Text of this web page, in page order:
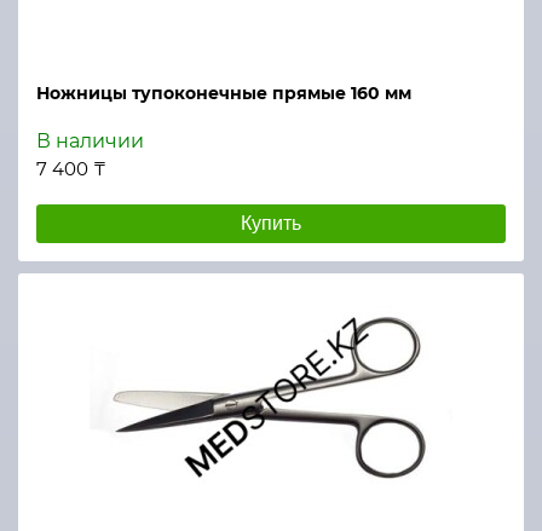
Ножницы тупоконечные прямые 160 мм
В наличии
7 400 ₸
Купить